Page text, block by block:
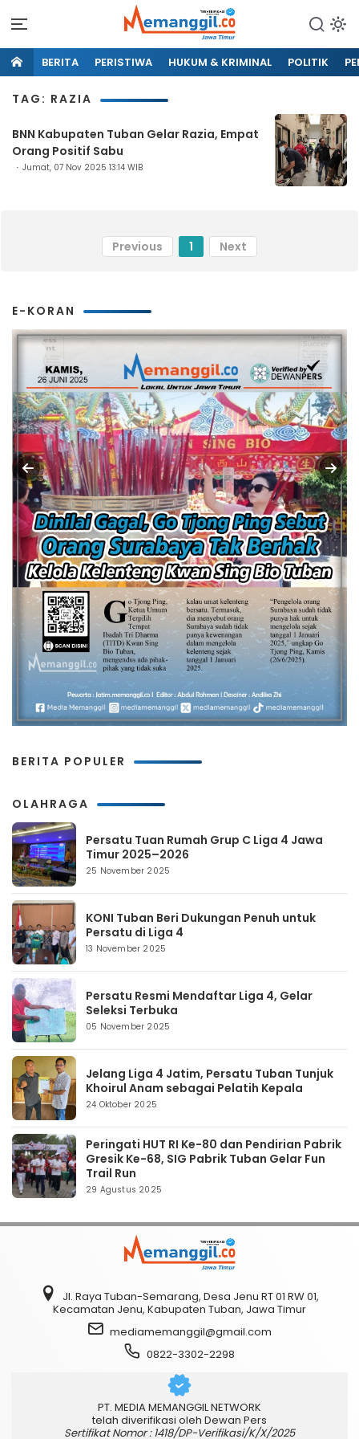
BERITA PERISTIWA HUKUM & KRIMINAL POLITIK
TAG: RAZIA
BNN Kabupaten Tuban Gelar Razia, Empat
Orang Positif Sabu
Jumat, 07 Nov 2025 13:14 WIB
Previous 1 Next
E-KORAN
BERITA POPULER
OLAHRAGA
Persatu Tuan Rumah Grup C Liga 4 Jawa
Timur 2025–2026
25 November 2025
KONI Tuban Beri Dukungan Penuh untuk
Persatu di Liga 4
13 November 2025
Persatu Resmi Mendaftar Liga 4, Gelar
Seleksi Terbuka
05 November 2025
Jelang Liga 4 Jatim, Persatu Tuban Tunjuk
Khoirul Anam sebagai Pelatih Kepala
24 Oktober 2025
Peringati HUT RI Ke-80 dan Pendirian Pabrik
Gresik Ke-68, SIG Pabrik Tuban Gelar Fun
Trail Run
29 Agustus 2025
Jl. Raya Tuban-Semarang, Desa Jenu RT 01 RW 01,
Kecamatan Jenu, Kabupaten Tuban, Jawa Timur
mediamemanggil@gmail.com
0822-3302-2298
PT. MEDIA MEMANGGIL NETWORK
telah diverifikasi oleh Dewan Pers
Sertifikat Nomor : 1418/DP-Verifikasi/K/X/2025